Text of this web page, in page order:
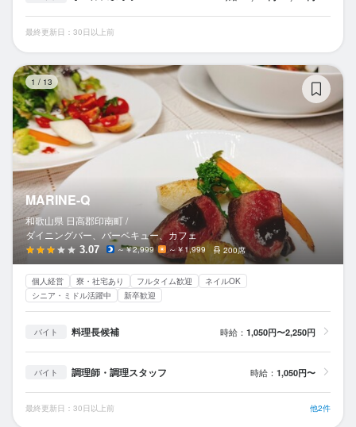
最終更新日：30日以上前
1 / 13
MARINE-Q
和歌山県 日高郡印南町 /
ダイニングバー、バーベキュー、カフェ
3.07 ～￥2,999 ～￥1,999 200席
個人経営 寮・社宅あり フルタイム歓迎
ネイルOK
シニア・ミドル活躍中
新卒歓迎
バイト 料理長候補 時給： 1,050円〜2,250円
バイト 調理師・調理スタッフ 時給： 1,050円〜
最終更新日：30日以上前 他2件